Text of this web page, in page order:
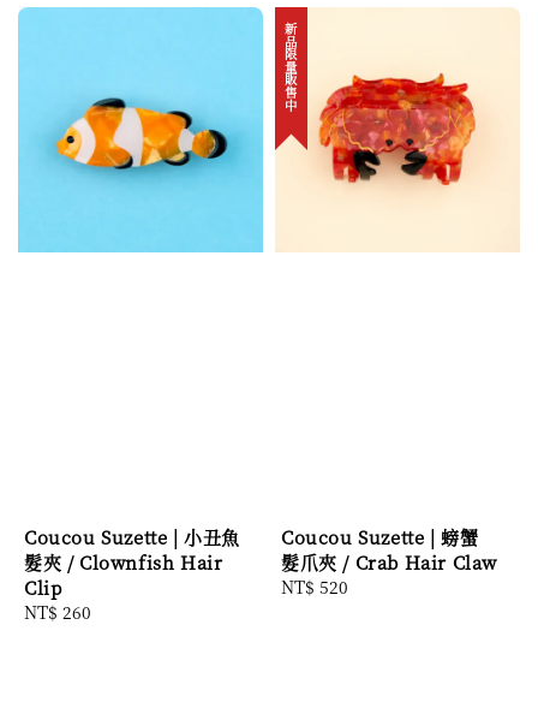
Coucou Suzette | 小丑魚
髮夾 / Clownfish Hair
Clip
Regular
NT$ 260
新品限量販售中
Coucou Suzette | 螃蟹
髮爪夾 / Crab Hair Claw
Regular
NT$ 520